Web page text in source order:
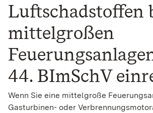
Luftschadstoffen
mittelgroßen
44. BImSchV
Wenn Sie eine mittelgroße
Gasturbinen- oder